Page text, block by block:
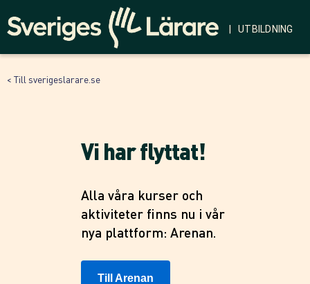
| UTBILDNING
< Till sverigeslarare.se
Vi har flyttat!
Alla våra kurser och
aktiviteter finns nu i vår
nya plattform: Arenan.
Till Arenan